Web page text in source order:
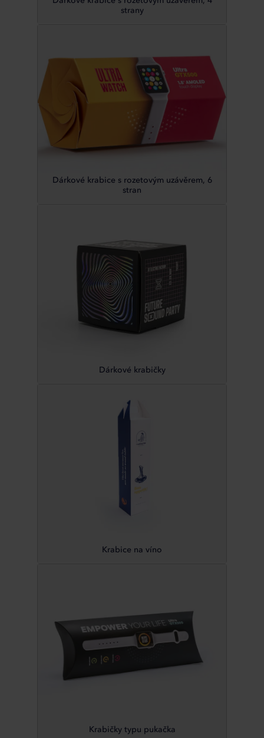
strany
Dárkové krabice s rozetovým uzávěrem, 6
stran
Dárkové krabičky
Krabice na víno
Krabičky typu pukačka